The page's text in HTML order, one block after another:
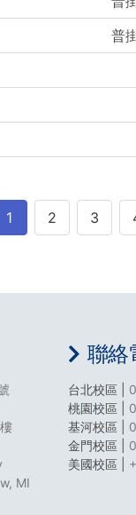
普
1 2 3
MI
聯絡
台北校區 |
桃園校區 |
基河校區 |
金門校區 |
美國校區 |